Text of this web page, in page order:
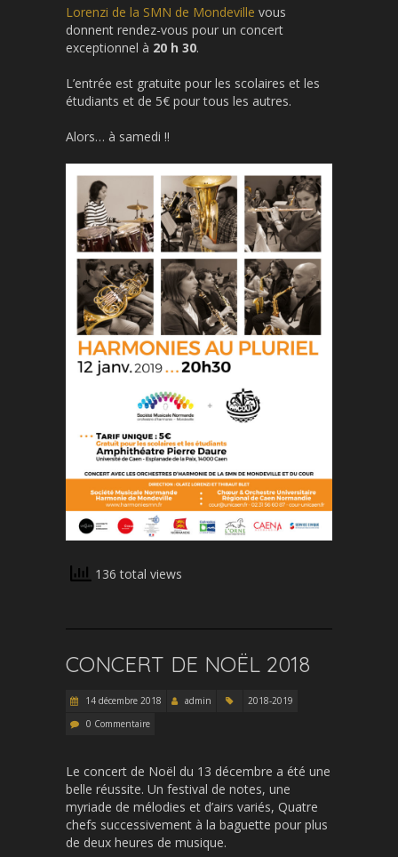
Lorenzi de la SMN de Mondeville vous
donnent rendez-vous pour un concert
exceptionnel à 20 h 30.
L’entrée est gratuite pour les scolaires et les
étudiants et de 5€ pour tous les autres.
Alors… à samedi !!
136 total views
CONCERT DE NOËL 2018
14 décembre 2018 admin
2018-2019
0 Commentaire
Le concert de Noël du 13 décembre a été une
belle réussite. Un festival de notes, une
myriade de mélodies et d’airs variés, Quatre
chefs successivement à la baguette pour plus
de deux heures de musique.